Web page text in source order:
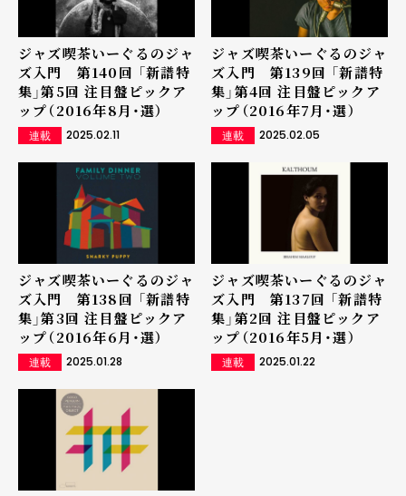
ジャズ喫茶いーぐるのジャ
ズ入門 第140回 「新譜特
集」第5回 注目盤ピックア
ップ（2016年8月・選）
連載 2025.02.11
ジャズ喫茶いーぐるのジャ
ズ入門 第139回 「新譜特
集」第4回 注目盤ピックア
ップ（2016年7月・選）
連載 2025.02.05
ジャズ喫茶いーぐるのジャ
ズ入門 第138回 「新譜特
集」第3回 注目盤ピックア
ップ（2016年6月・選）
連載 2025.01.28
ジャズ喫茶いーぐるのジャ
ズ入門 第137回 「新譜特
集」第2回 注目盤ピックア
ップ（2016年5月・選）
連載 2025.01.22